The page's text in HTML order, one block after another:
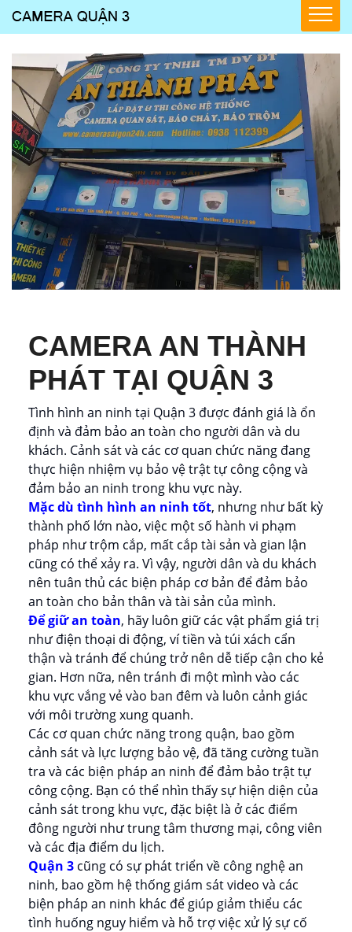
CAMERA AN THÀNH
PHÁT TẠI QUẬN 3
Tình hình an ninh tại Quận 3 được đánh giá là ổn
định và đảm bảo an toàn cho người dân và du
khách. Cảnh sát và các cơ quan chức năng đang
thực hiện nhiệm vụ bảo vệ trật tự công cộng và
đảm bảo an ninh trong khu vực này.
Mặc dù tình hình an ninh tốt, nhưng như bất kỳ
thành phố lớn nào, việc một số hành vi phạm
pháp như trộm cắp, mất cắp tài sản và gian lận
cũng có thể xảy ra. Vì vậy, người dân và du khách
nên tuân thủ các biện pháp cơ bản để đảm bảo
an toàn cho bản thân và tài sản của mình.
Để giữ an toàn, hãy luôn giữ các vật phẩm giá trị
như điện thoại di động, ví tiền và túi xách cẩn
thận và tránh để chúng trở nên dễ tiếp cận cho kẻ
gian. Hơn nữa, nên tránh đi một mình vào các
khu vực vắng vẻ vào ban đêm và luôn cảnh giác
với môi trường xung quanh.
Các cơ quan chức năng trong quận, bao gồm
cảnh sát và lực lượng bảo vệ, đã tăng cường tuần
tra và các biện pháp an ninh để đảm bảo trật tự
công cộng. Bạn có thể nhìn thấy sự hiện diện của
cảnh sát trong khu vực, đặc biệt là ở các điểm
đông người như trung tâm thương mại, công viên
và các địa điểm du lịch.
Quận 3cũng có sự phát triển về công nghệ an
ninh, bao gồm hệ thống giám sát video và các
biện pháp an ninh khác để giúp giảm thiểu các
tình huống nguy hiểm và hỗ trợ việc xử lý sự cố